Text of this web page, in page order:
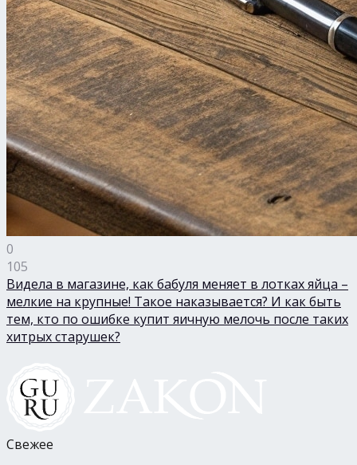
0
105
Видела в магазине, как бабуля меняет в лотках яйца –
мелкие на крупные! Такое наказывается? И как быть
тем, кто по ошибке купит яичную мелочь после таких
хитрых старушек?
Свежее